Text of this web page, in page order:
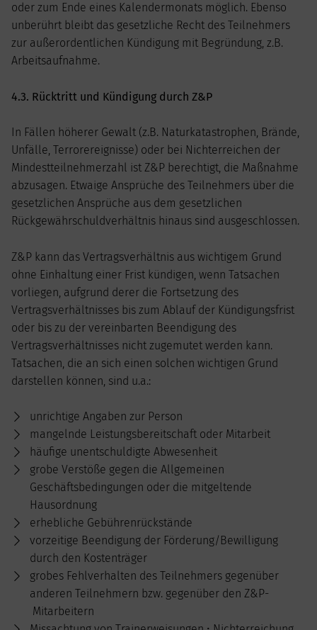
oder zum Ende eines Kalendermonats möglich. Ebenso
unberührt bleibt das gesetzliche Recht des Teilnehmers
zur außerordentlichen Kündigung mit Begründung, z.B.
Arbeitsaufnahme.
4.3. Rücktritt und Kündigung durch Z&P
In Fällen höherer Gewalt (z.B. Naturkatastrophen, Brände,
Unfälle, Terrorereignisse) oder bei Nichterreichen der
Mindestteilnehmerzahl ist Z&P berechtigt, die Maßnahme
abzusagen. Etwaige Ansprüche des Teilnehmers über die
gesetzlichen Ansprüche aus dem gesetzlichen
Rückgewährschuldverhältnis hinaus sind ausgeschlossen.
Z&P kann das Vertragsverhältnis aus wichtigem Grund
ohne Einhaltung einer Frist kündigen, wenn Tatsachen
vorliegen, aufgrund derer die Fortsetzung des
Vertragsverhältnisses bis zum Ablauf der Kündigungsfrist
oder bis zu der vereinbarten Beendigung des
Vertragsverhältnisses nicht zugemutet werden kann.
Tatsachen, die an sich einen solchen wichtigen Grund
darstellen können, sind u.a.:
unrichtige Angaben zur Person
mangelnde Leistungsbereitschaft oder Mitarbeit
häufige unentschuldigte Abwesenheit
grobe Verstöße gegen die Allgemeinen
Geschäftsbedingungen oder die mitgeltende
Hausordnung
erhebliche Gebührenrückstände
vorzeitige Beendigung der Förderung/Bewilligung
durch den Kostenträger
grobes Fehlverhalten des Teilnehmers gegenüber
anderen Teilnehmern bzw. gegenüber den Z&P-
Mitarbeitern